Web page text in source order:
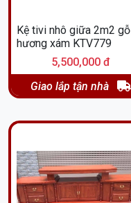
Kệ tivi nhô giữa 2m2 gỗ
hương xám KTV779
5,500,000 đ
Giao lắp tận nhà